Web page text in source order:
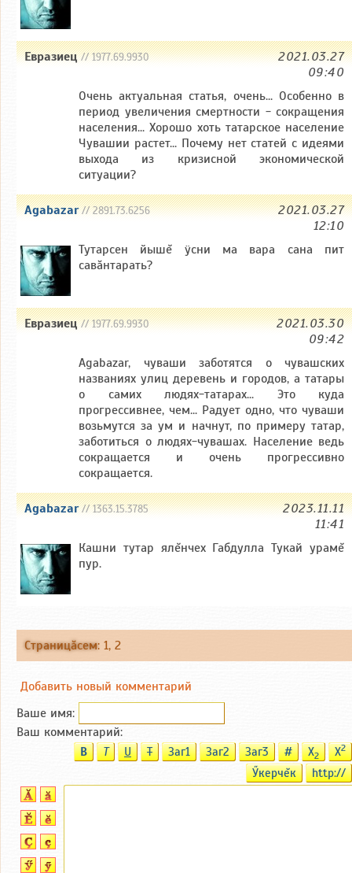
Евразиец// 1977.69.9930
2021.03.27
09:40
Очень актуальная статья, очень... Особенно в
период увеличения смертности - сокращения
населения... Хорошо хоть татарское население
Чувашии растет... Почему нет статей с идеями
выхода из кризисной экономической
ситуации?
Agabazar// 2891.73.6256
2021.03.27
12:10
Тутарсен йышĕ ÿсни ма вара сана пит
савăнтарать?
Евразиец// 1977.69.9930
2021.03.30
09:42
Agabazar, чуваши заботятся о чувашских
названиях улиц деревень и городов, а татары
о самих людях-татарах... Это куда
прогрессивнее, чем... Радует одно, что чуваши
возьмутся за ум и начнут, по примеру татар,
заботиться о людях-чувашах. Население ведь
сокращается и очень прогрессивно
сокращается.
Agabazar// 1363.15.3785
2023.11.11
11:41
Кашни тутар ялĕнчех Габдулла Тукай урамĕ
пур.
Страницăсем: 1, 2
Добавить новый комментарий
Ваше имя:
Ваш комментарий:
B T U T Заг1 Заг2 Заг3 # X2 X2
Ӳкерчĕк http://